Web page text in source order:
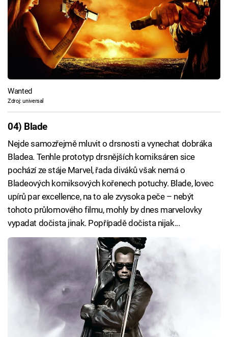
Wanted
Zdroj: universal
04) Blade
Nejde samozřejmě mluvit o drsnosti a vynechat dobráka
Bladea. Tenhle prototyp drsnějších komiksáren sice
pochází ze stáje Marvel, řada diváků však nemá o
Bladeových komiksových kořenech potuchy. Blade, lovec
upírů par excellence, na to ale zvysoka peče – nebýt
tohoto průlomového filmu, mohly by dnes marvelovky
vypadat dočista jinak. Popřípadě dočista nijak...